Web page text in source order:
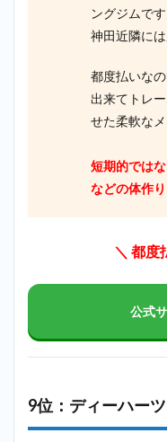
ングジムです
神田近隣に
都度払いな
出来てトレ
せた柔軟な
短期的では
などの体作
＼ 都度
公式
9位：ディーハー